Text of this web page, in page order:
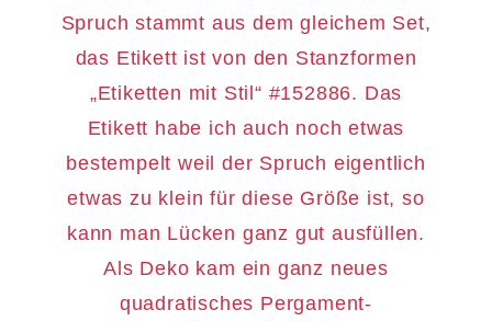
Spruch stammt aus dem gleichem Set,
das Etikett ist von den Stanzformen
„Etiketten mit Stil“ #152886. Das
Etikett habe ich auch noch etwas
bestempelt weil der Spruch eigentlich
etwas zu klein für diese Größe ist, so
kann man Lücken ganz gut ausfüllen.
Als Deko kam ein ganz neues
quadratisches Pergament-